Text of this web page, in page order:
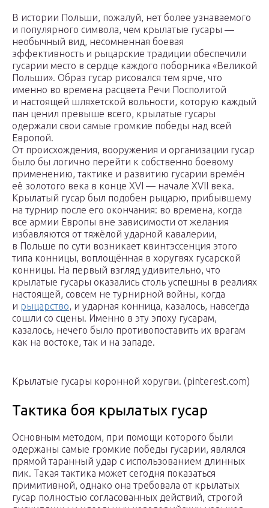
В истории Польши, пожалуй, нет более узнаваемого
и популярного символа, чем крылатые гусары —
необычный вид, несомненная боевая
эффективность и рыцарские традиции обеспечили
гусарии место в сердце каждого поборника «Великой
Польши». Образ гусар рисовался тем ярче, что
именно во времена расцвета Речи Посполитой
и настоящей шляхетской вольности, которую каждый
пан ценил превыше всего, крылатые гусары
одержали свои самые громкие победы над всей
Европой.
От происхождения, вооружения и организации гусар
было бы логично перейти к собственно боевому
применению, тактике и развитию гусарии времён
её золотого века в конце XVI — начале XVII века.
Крылатый гусар был подобен рыцарю, прибывшему
на турнир после его окончания: во времена, когда
все армии Европы вне зависимости от желания
избавляются от тяжёлой ударной кавалерии,
в Польше по сути возникает квинтэссенция этого
типа конницы, воплощённая в хоругвях гусарской
конницы. На первый взгляд удивительно, что
крылатые гусары оказались столь успешны в реалиях
настоящей, совсем не турнирной войны, когда
и рыцарство, и ударная конница, казалось, навсегда
сошли со сцены. Именно в эту эпоху гусарам,
казалось, нечего было противопоставить их врагам
как на востоке, так и на западе.
Крылатые гусары коронной хоругви. (pinterest.com)
Тактика боя крылатых гусар
Основным методом, при помощи которого были
одержаны самые громкие победы гусарии, являлся
прямой таранный удар с использованием длинных
пик. Такая тактика может сегодня показаться
примитивной, однако она требовала от крылатых
гусар полностью согласованных действий, строгой